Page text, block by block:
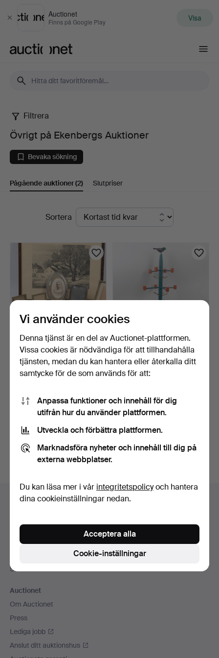
Stäng
Auctionet
Finns på Google Play Visa
Övrigt
på
Ekenbergs
Auktioner
Filtrera
Övrigt på Ekenbergs Auktioner
Bevaka sökning
Pågående auktioner(2) Slutpriser
PågåendeSortera
RAMAR OCH TAVLA, 18 st,
metall, trä och gl…
KJELL MATTSSON. Julträd,
bemålat trä, 12 l…
4 dagar
Bevaka sökning
Du kan också söka i vårt arkiv med avslutade auktioner
Sidfotsnavigation
Hjälp och kontakt
Alla auktionshus
Betalningsalternativ
Sociala medier
Auctionet
Om Auctionet
Press
Lediga jobb
Anslut ditt auktionshus
Vi använder cookies
Denna tjänst är en del av Auctionet-plattformen.
Vissa cookies är nödvändiga för att tillhandahålla
tjänsten, medan du kan hantera eller återkalla ditt
samtycke för de som används för att:
Anpassa funktioner och innehåll för dig
utifrån hur du använder plattformen.
Utveckla och förbättra plattformen.
Marknadsföra nyheter och innehåll till dig på
externa webbplatser.
Du kan läsa mer i vår integritetspolicyoch hantera
dina cookieinställningar nedan.
Cookie-inställningar
Acceptera alla